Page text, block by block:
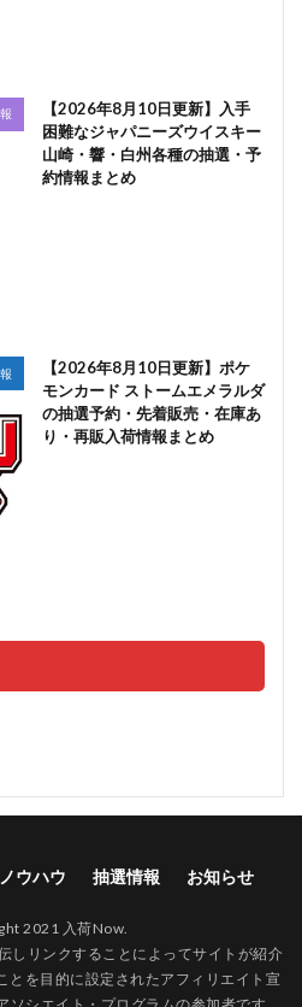
【2026年8月10日更新】入手
困難なジャパニーズウイスキー
山崎・響・白州各種の抽選・予
約情報まとめ
【2026年8月10日更新】ポケ
モンカード ストームエメラルダ
の抽選予約・先着販売・在庫あ
り・再販入荷情報まとめ
ノウハウ 抽選情報 お知らせ
2021 入荷Now.
しリンクすることによってサイトが紹介
とを目的に設定されたアフィリエイト宣
シエイト・プログラムの参加者です。